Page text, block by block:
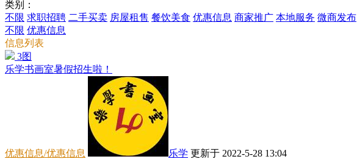
类别：
不限 求职招聘 二手买卖 房屋租售 餐饮美食 优惠信息 商家推广 本地服务 微商发布
不限 优惠信息
信息列表
3图
乐学书画室暑假招生啦！
优惠信息/优惠信息 乐学 更新于 2022-5-28 13:04